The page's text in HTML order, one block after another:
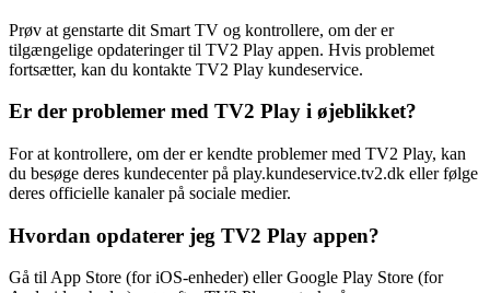
Prøv at genstarte dit Smart TV og kontrollere, om der er
tilgængelige opdateringer til TV2 Play appen. Hvis problemet
fortsætter, kan du kontakte TV2 Play kundeservice.
Er der problemer med TV2 Play i øjeblikket?
For at kontrollere, om der er kendte problemer med TV2 Play, kan
du besøge deres kundecenter på play.kundeservice.tv2.dk eller følge
deres officielle kanaler på sociale medier.
Hvordan opdaterer jeg TV2 Play appen?
Gå til App Store (for iOS-enheder) eller Google Play Store (for